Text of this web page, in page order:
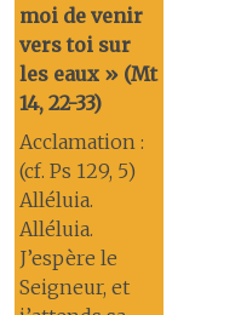
moi de venir
vers toi sur
les eaux » (Mt
14, 22-33)
Acclamation :
(cf. Ps 129, 5)
Alléluia.
Alléluia.
J’espère le
Seigneur, et